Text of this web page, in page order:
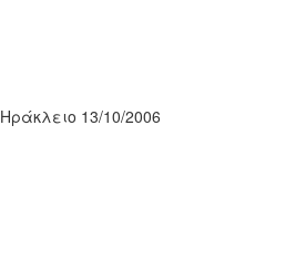
Ηράκλειο 13/10/2006